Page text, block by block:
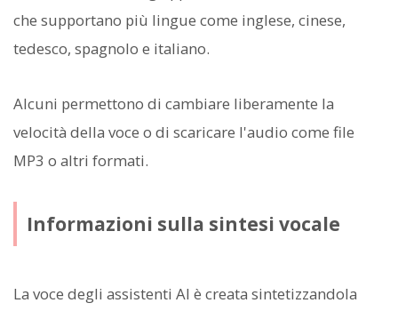
che supportano più lingue come inglese, cinese,
tedesco, spagnolo e italiano.
Alcuni permettono di cambiare liberamente la
velocità della voce o di scaricare l'audio come file
MP3 o altri formati.
Informazioni sulla sintesi vocale
La voce degli assistenti AI è creata sintetizzandola